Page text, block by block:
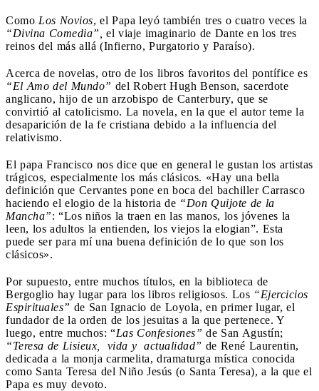
Como Los Novios, el Papa leyó también tres o cuatro veces la
“Divina Comedia”,
el viaje imaginario de Dante en los tres
reinos del más allá (Infierno, Purgatorio y Paraíso).
Acerca de novelas, otro de los libros favoritos del pontífice es
“El Amo del Mundo” del Robert Hugh Benson, sacerdote
anglicano, hijo de un arzobispo de Canterbury, que se
convirtió al catolicismo. La novela, en la que el autor teme la
desaparición de la fe cristiana debido a la influencia del
relativismo.
El papa Francisco nos dice que en general le gustan los artistas
trágicos, especialmente los más clásicos. «Hay una bella
definición que Cervantes pone en boca del bachiller Carrasco
haciendo el elogio de la historia de “Don Quijote de la
Mancha”: “Los niños la traen en las manos, los jóvenes la
leen, los adultos la entienden, los viejos la elogian”. Esta
puede ser para mí una buena definición de lo que son los
clásicos».
Por supuesto, entre muchos títulos, en la biblioteca de
Bergoglio hay lugar para los libros religiosos. Los “Ejercicios
Espirituales” de San Ignacio de Loyola, en primer lugar, el
fundador de la orden de los jesuitas a la que pertenece. Y
luego, entre muchos: “Las Confesiones” de San Agustín;
“Teresa de Lisieux, vida y actualidad” de René Laurentin,
dedicada a la monja carmelita, dramaturga mística conocida
como Santa Teresa del Niño Jesús (o Santa Teresa), a la que el
Papa es muy devoto.